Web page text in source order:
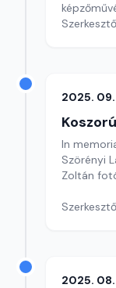
2025.
In
Szörényi
Zoltán
2025. 08.